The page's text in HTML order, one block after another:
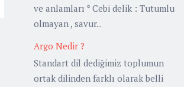
ve anlamları * Cebi delik : Tutumlu
olmayan , savur...
Argo Nedir ?
Standart dil dediğimiz toplumun
ortak dilinden farklı olarak belli